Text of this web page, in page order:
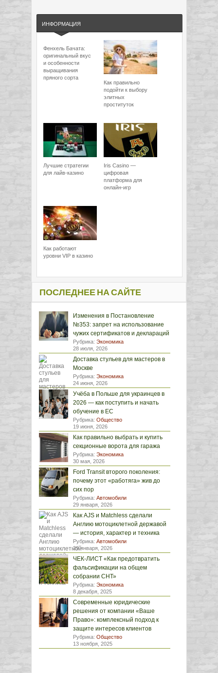
ИНФОРМАЦИЯ
Фенхель Бачата:
оригинальный вкус
и особенности
выращивания
пряного сорта
Как правильно
подойти к выбору
элитных
проституток
Лучшие стратегии
для лайв-казино
Iris Casino —
цифровая
платформа для
онлайн-игр
Как работают
уровни VIP в казино
ПОСЛЕДНЕЕ НА САЙТЕ
Изменения в Постановление
№353: запрет на использование
чужих сертификатов и деклараций
Рубрика: Экономика
28 июля, 2026
Доставка стульев для мастеров в
Москве
Рубрика: Экономика
24 июня, 2026
Учёба в Польше для украинцев в
2026 — как поступить и начать
обучение в ЕС
Рубрика: Общество
19 июня, 2026
Как правильно выбрать и купить
секционные ворота для гаража
Рубрика: Экономика
30 мая, 2026
Ford Transit второго поколения:
почему этот «работяга» жив до
сих пор
Рубрика: Автомобили
29 января, 2026
Как AJS и Matchless сделали
Англию мотоциклетной державой
— история, характер и техника
Рубрика: Автомобили
29 января, 2026
ЧЕК-ЛИСТ «Как предотвратить
фальсификации на общем
собрании СНТ»
Рубрика: Экономика
8 декабря, 2025
Современные юридические
решения от компании «Ваше
Право»: комплексный подход к
защите интересов клиентов
Рубрика: Общество
13 ноября, 2025